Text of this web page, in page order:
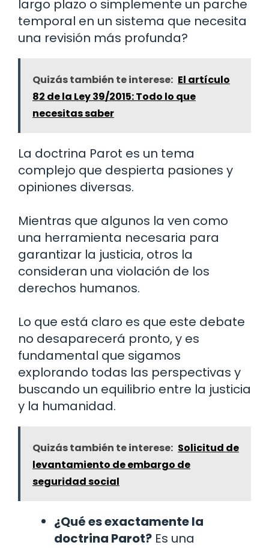
largo plazo o simplemente un parche
temporal en un sistema que necesita
una revisión más profunda?
Quizás también te interese: El artículo
82 de la Ley 39/2015: Todo lo que
necesitas saber
La doctrina Parot es un tema
complejo que despierta pasiones y
opiniones diversas.
Mientras que algunos la ven como
una herramienta necesaria para
garantizar la justicia, otros la
consideran una violación de los
derechos humanos.
Lo que está claro es que este debate
no desaparecerá pronto, y es
fundamental que sigamos
explorando todas las perspectivas y
buscando un equilibrio entre la justicia
y la humanidad.
Quizás también te interese: Solicitud de
levantamiento de embargo de
seguridad social
¿Qué es exactamente la
doctrina Parot? Es una